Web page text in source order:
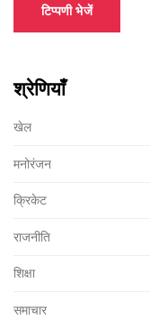
टिप्पणी भेजें
श्रेणियाँ
खेल
मनोरंजन
क्रिकेट
राजनीति
शिक्षा
समाचार